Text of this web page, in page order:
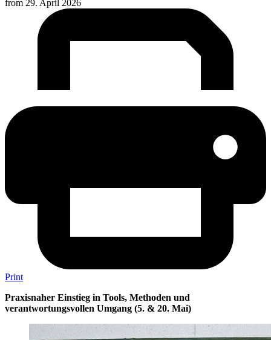
from 29. April 2026
Print
Praxisnaher Einstieg in Tools, Methoden und
verantwortungsvollen Umgang (5. & 20. Mai)